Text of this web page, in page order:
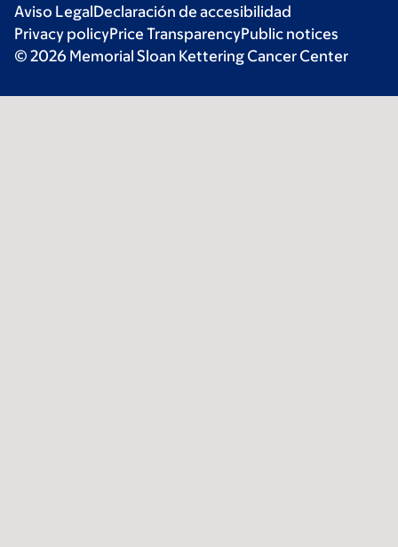
Aviso LegalDeclaración de accesibilidad
Privacy policyPrice TransparencyPublic notices
© 2026 Memorial Sloan Kettering Cancer Center